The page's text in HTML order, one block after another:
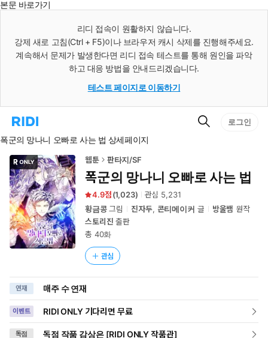
본문 바로가기
리디 접속이 원활하지 않습니다.
강제 새로 고침(Ctrl + F5)이나 브라우저 캐시 삭제를 진행해주세요.
계속해서 문제가 발생한다면 리디 접속 테스트를 통해 원인을 파악
하고 대응 방법을 안내드리겠습니다.
테스트 페이지로 이동하기
리
홈
로
이
동
검
로그인
폭군의 망나니 오빠로 사는 법 상세페이지
웹툰 판타지/SF
폭군의 망나니 오빠로 사는 법
4.9 (1,023) 관심 5,231
황금콩그림 진자두, 콘티메이커 글 방울뱀 원작
스토리진 출판
총 40화
관심
연재 매주 수 연재
이벤트 RIDI ONLY 기다리면 무료
독점 독점 작품 감상은 [RIDI ONLY 작품관]